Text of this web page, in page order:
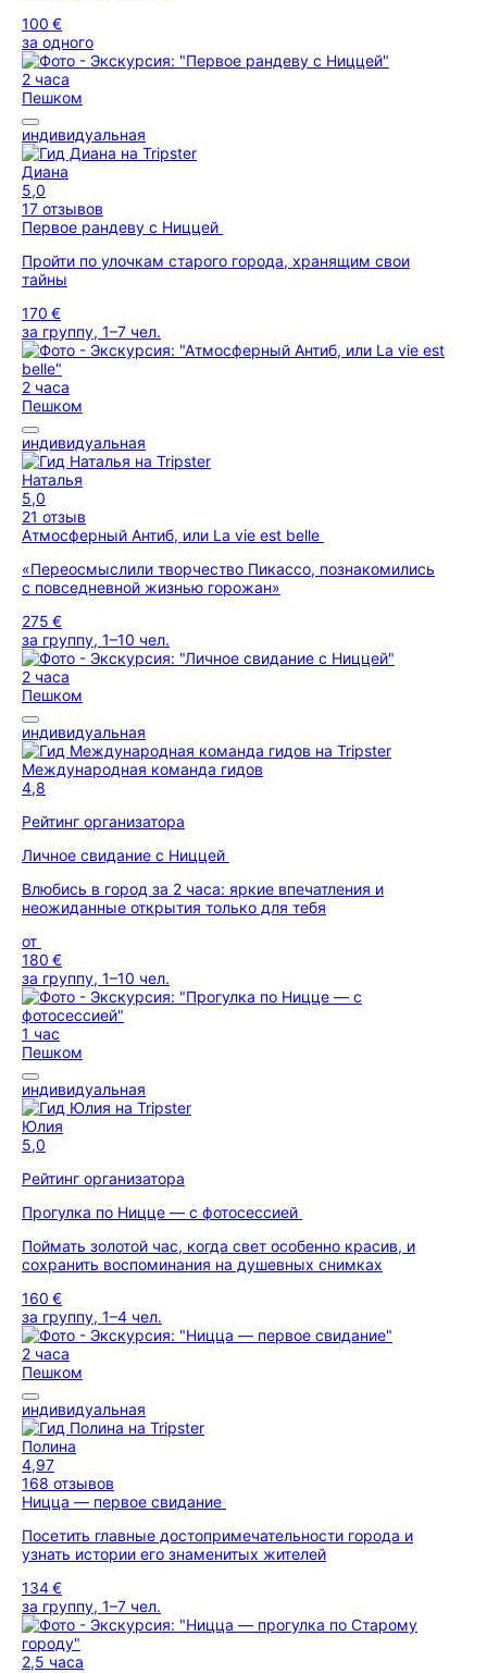
100 €
за одного
2 часа
Пешком
индивидуальная
Диана
5,0
17 отзывов
Первое рандеву с Ниццей
Пройти по улочкам старого города, хранящим свои
тайны
170 €
за группу, 1–7 чел.
2 часа
Пешком
индивидуальная
Наталья
5,0
21 отзыв
Атмосферный Антиб, или La vie est belle
«Переосмыслили творчество Пикассо, познакомились
с повседневной жизнью горожан»
275 €
за группу, 1–10 чел.
2 часа
Пешком
индивидуальная
Международная команда гидов
4,8
Рейтинг организатора
Личное свидание с Ниццей
Влюбись в город за 2 часа: яркие впечатления и
неожиданные открытия только для тебя
от
180 €
за группу, 1–10 чел.
1 час
Пешком
индивидуальная
Юлия
5,0
Рейтинг организатора
Прогулка по Ницце — с фотосессией
Поймать золотой час, когда свет особенно красив, и
сохранить воспоминания на душевных снимках
160 €
за группу, 1–4 чел.
2 часа
Пешком
индивидуальная
Полина
4,97
168 отзывов
Ницца — первое свидание
Посетить главные достопримечательности города и
узнать истории его знаменитых жителей
134 €
за группу, 1–7 чел.
2,5 часа